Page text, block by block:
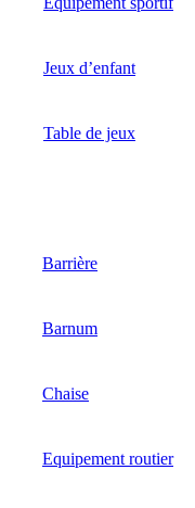
Jeux d’enfant
Table de jeux
Barrière
Barnum
Chaise
Equipement routier